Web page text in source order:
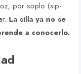
por soplo (sip-
La silla ya no se
a conocerlo.